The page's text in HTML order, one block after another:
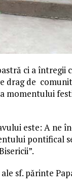
ci a întregii
de
momentului
este: A ne
pontifical
sf. părinte